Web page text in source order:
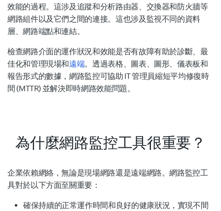
效能的過程。這涉及追蹤和分析路由器、交換器和防火牆等
網路組件以及它們之間的連接。這也涉及監視不同的資料
層、網路端點和連結。
檢查網路介面的運作狀況和效能是否有故障有助於診斷、最
佳化和管理現場和遠端。透過表格、圖表、圖形、儀表板和
報告形式的數據，網路監控可協助 IT 管理員縮短平均修復時
間 (MTTR) 並解決即時網路效能問題。
為什麼網路監控工具很重要？
企業依賴網絡，無論是現場網路還是遠端網路。網路監控工
具對於以下方面至關重要：
確保持續的正常運作時間和良好的健康狀況，實現不間